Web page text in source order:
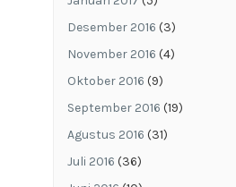
Desember 2016 (3)
November 2016 (4)
Oktober 2016 (9)
September 2016 (19)
Agustus 2016 (31)
Juli 2016 (36)